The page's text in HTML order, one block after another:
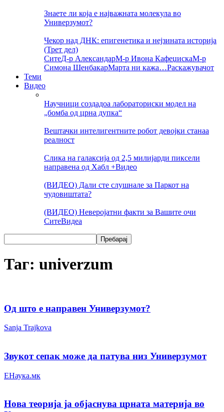
Знаете ли која е најважната молекула во
Универзумот?
Чекор над ДНК: епигенетика и нејзината историја
(Трет дел)
СитеД-р АлександарМ-р Ивона КафеџискаМ-р
Симона ШенбакарМарта ни кажа…Раскажувачот
Теми
Видео
Научници создадоа лабораториски модел на
„бомба од црна дупка“
Вештачки интелигентните робот девојки станаа
реалност
Слика на галаксија од 2,5 милијарди пиксели
направена од Хабл +Видео
(ВИДЕО) Дали сте слушнале за Паркот на
чудовиштата?
(ВИДЕО) Неверојатни факти за Вашите очи
СитеВидеа
Таг: univerzum
Од што е направен Универзумот?
Sanja Trajkova
Звукот сепак може да патува низ Универзумот
ЕНаука.мк
Нова теорија ја објаснува црната материја во